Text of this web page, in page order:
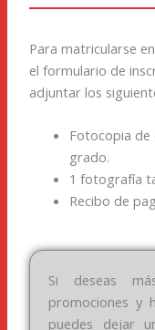
Para matricularse
el formulario de
adjuntar los
Fotocopia de
grado.
1 fotografía
Recibo de
Si deseas
promociones y
puedes dejar